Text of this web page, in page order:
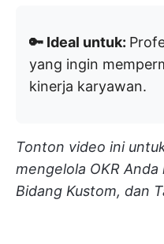
🔑 Ideal untuk:
yang ingin
kinerja karyawan.
Tonton video ini
mengelola OKR
Bidang Kustom, dan